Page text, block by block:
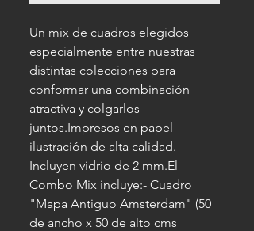
Un mix de cuadros elegidos
especialmente entre nuestras
distintas colecciones para
conformar una combinación
atractiva y colgarlos
juntos.Impresos en papel
ilustración de alta calidad.
Incluyen vidrio de 2 mm.El
Combo Mix incluye:- Cuadro
"Mapa Antiguo Amsterdam" (50
de ancho x 50 de alto cms